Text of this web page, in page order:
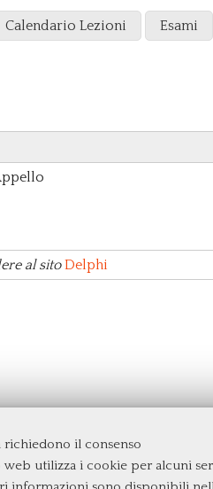
richiedono il consenso
utilizza i cookie per alcuni
Calendario Lezioni Esami
al sito Delphi
Vergata